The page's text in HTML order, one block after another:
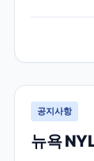
공지사항
뉴욕